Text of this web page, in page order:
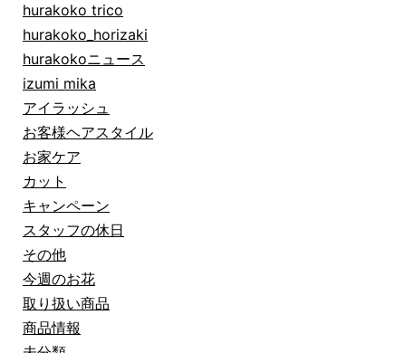
hurakoko trico
hurakoko_horizaki
hurakokoニュース
izumi mika
アイラッシュ
お客様ヘアスタイル
お家ケア
カット
キャンペーン
スタッフの休日
その他
今週のお花
取り扱い商品
商品情報